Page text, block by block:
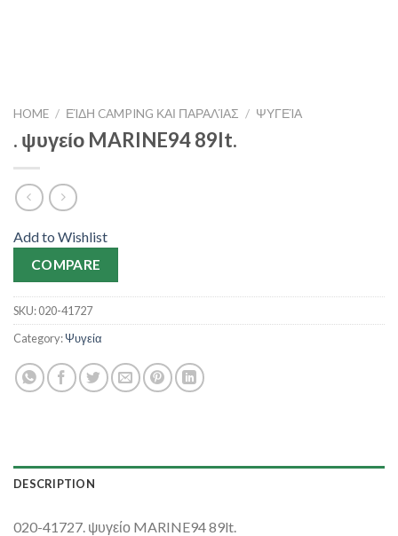
HOME / ΕΊΔΗ CAMPING ΚΑΙ ΠΑΡΑΛΊΑΣ / ΨΥΓΕΊΑ
. ψυγείο MARINE94 89lt.
Add to Wishlist
COMPARE
SKU:020-41727
Category:Ψυγεία
DESCRIPTION
020-41727. ψυγείο MARINE94 89lt.